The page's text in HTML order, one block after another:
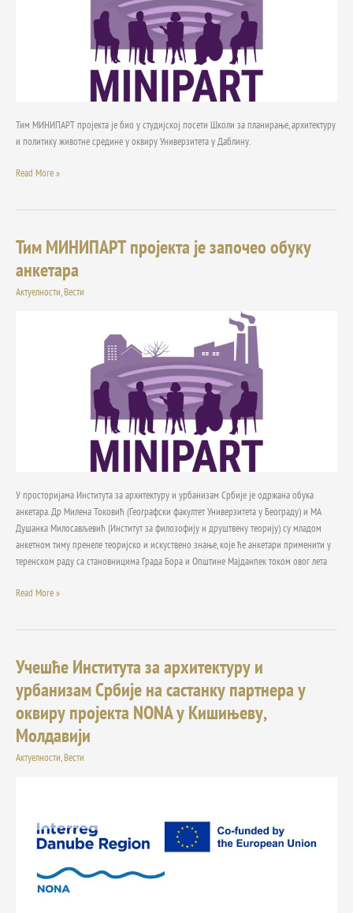
Тим МИНИПАРТ пројекта је био у студијској посети Школи за планирање, архитектуру
и политику животне средине у оквиру Универзитета у Даблину.
Read More »
Тим МИНИПАРТ пројекта је започео обуку
анкетара
Актуелности,Вести
У просторијама Института за архитектуру и урбанизам Србије је одржана обука
анкетара. Др Милена Токовић (Географски факултет Универзитета у Београду) и МА
Душанка Милосављевић (Институт за филозофију и друштвену теорију) су младом
анкетном тиму пренеле теоријско и искуствено знање, које ће анкетари применити у
теренском раду са становницима Града Бора и Општине Мајданпек током овог лета
Тим
пројекта
је
Read More »
Учешће Института за архитектуру и
урбанизам Србије на састанку партнера у
оквиру пројекта NONA у Кишињеву,
Молдавији
Актуелности,Вести
Учешће
за
архитектуру
и
урбанизам
Србије
оквиру